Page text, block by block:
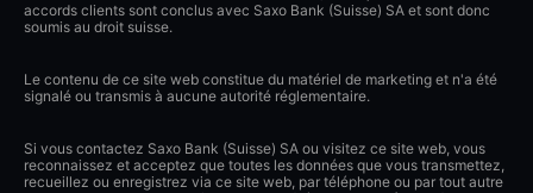
accords clients sont conclus avec Saxo Bank (Suisse) SA et sont donc
soumis au droit suisse.
Le contenu de ce site web constitue du matériel de marketing et n'a été
signalé ou transmis à aucune autorité réglementaire.
Si vous contactez Saxo Bank (Suisse) SA ou visitez ce site web, vous
reconnaissez et acceptez que toutes les données que vous transmettez,
recueillez ou enregistrez via ce site web, par téléphone ou par tout autre